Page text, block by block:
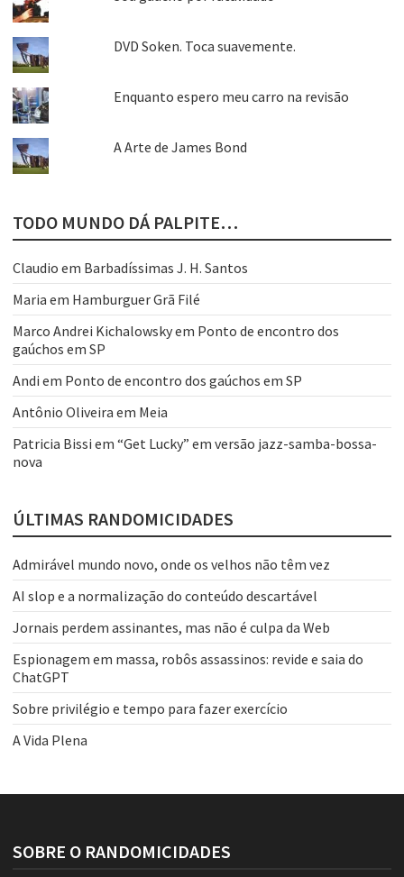
DVD Soken. Toca suavemente.
Enquanto espero meu carro na revisão
A Arte de James Bond
TODO MUNDO DÁ PALPITE…
Claudio em Barbadíssimas J. H. Santos
Maria em Hamburguer Grã Filé
Marco Andrei Kichalowskyem Ponto de encontro dos
gaúchos em SP
Andi em Ponto de encontro dos gaúchos em SP
Antônio Oliveira em Meia
Patricia Bissi em “Get Lucky” em versão jazz-samba-bossa-
nova
ÚLTIMAS RANDOMICIDADES
Admirável mundo novo, onde os velhos não têm vez
AI slop e a normalização do conteúdo descartável
Jornais perdem assinantes, mas não é culpa da Web
Espionagem em massa, robôs assassinos: revide e saia do
ChatGPT
Sobre privilégio e tempo para fazer exercício
A Vida Plena
SOBRE O RANDOMICIDADES